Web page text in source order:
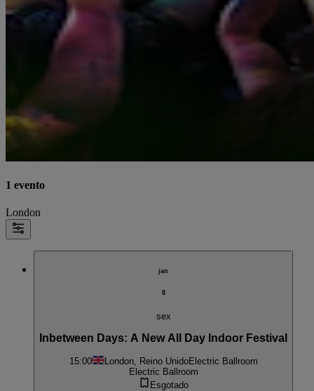
1 evento
London
jan
8
sex
Inbetween Days: A New All Day Indoor Festival
15:00 London, Reino UnidoElectric Ballroom
Electric Ballroom
Esgotado